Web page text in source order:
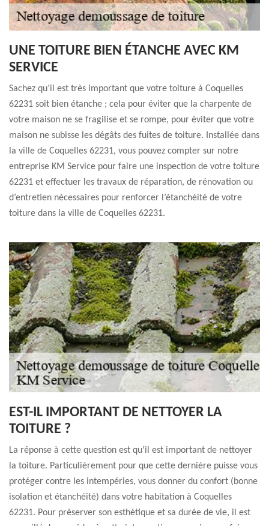
UNE TOITURE BIEN ÉTANCHE AVEC KM
SERVICE
Sachez qu’il est très important que votre toiture à Coquelles
62231 soit bien étanche ; cela pour éviter que la charpente de
votre maison ne se fragilise et se rompe, pour éviter que votre
maison ne subisse les dégâts des fuites de toiture. Installée dans
la ville de Coquelles 62231, vous pouvez compter sur notre
entreprise KM Service pour faire une inspection de votre toiture
62231 et effectuer les travaux de réparation, de rénovation ou
d’entretien nécessaires pour renforcer l’étanchéité de votre
toiture dans la ville de Coquelles 62231.
EST-IL IMPORTANT DE NETTOYER LA
TOITURE ?
La réponse à cette question est qu’il est important de nettoyer
la toiture. Particulièrement pour que cette dernière puisse vous
protéger contre les intempéries, vous donner du confort (bonne
isolation et étanchéité) dans votre habitation à Coquelles
62231. Pour préserver son esthétique et sa durée de vie, il est